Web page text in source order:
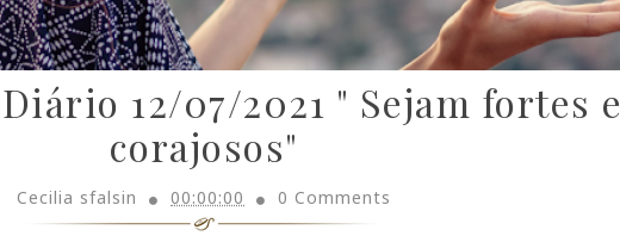
12/07/2021 " Sejam fortes e
corajosos"
Cecilia sfalsin 00:00:00 0 Comments